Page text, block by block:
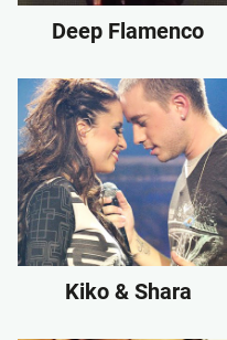
Deep Flamenco
Kiko & Shara